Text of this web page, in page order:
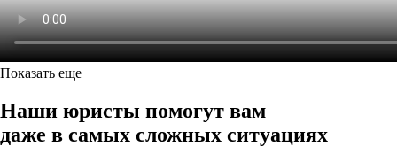
Показать еще
Наши юристы помогут вам
даже в самых сложных ситуациях